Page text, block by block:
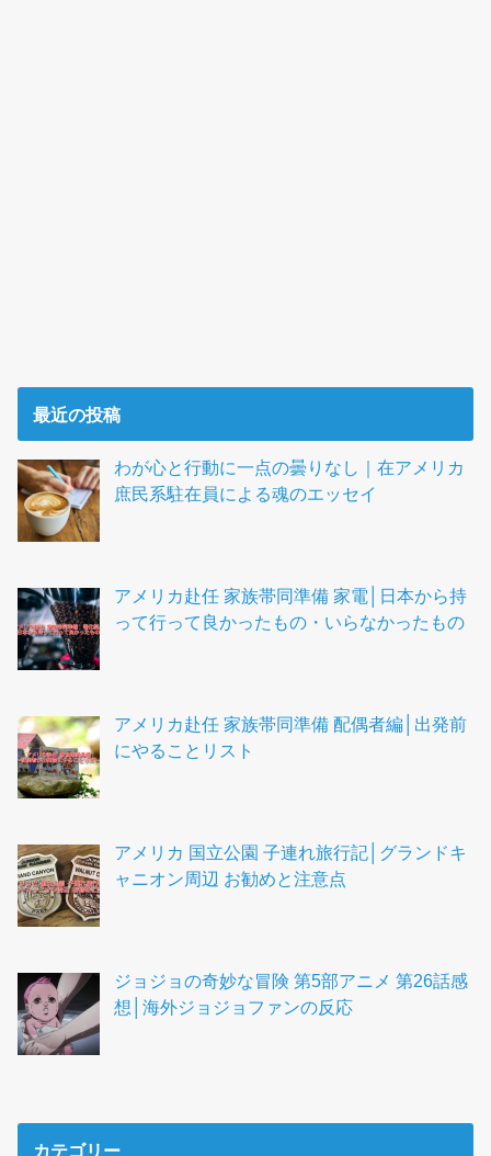
最近の投稿
わが心と行動に一点の曇りなし｜在アメリカ
庶民系駐在員による魂のエッセイ
アメリカ赴任 家族帯同準備 家電│日本から持
って行って良かったもの・いらなかったもの
アメリカ赴任 家族帯同準備 配偶者編│出発前
にやることリスト
アメリカ 国立公園 子連れ旅行記│グランドキ
ャニオン周辺 お勧めと注意点
ジョジョの奇妙な冒険 第5部アニメ 第26話感
想│海外ジョジョファンの反応
カテゴリー